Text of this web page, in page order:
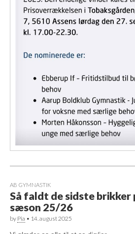
AB GYMNASTIK
Så faldt de sidste brikker
sæson 25/26
by Pia • 14. august 2025